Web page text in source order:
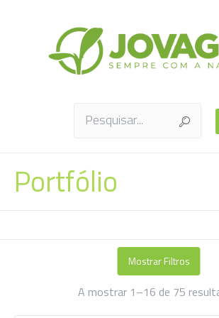
Portfólio
A mostrar 1–16 de 75
Mostrar Filtros